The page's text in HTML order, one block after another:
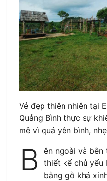
Vẻ đẹp thiên nhiên tại
Quảng Bình thực sự
mê vì quá yên bình,
B
ên ngoài và bên
thiết kế chủ yếu
bằng gỗ khá